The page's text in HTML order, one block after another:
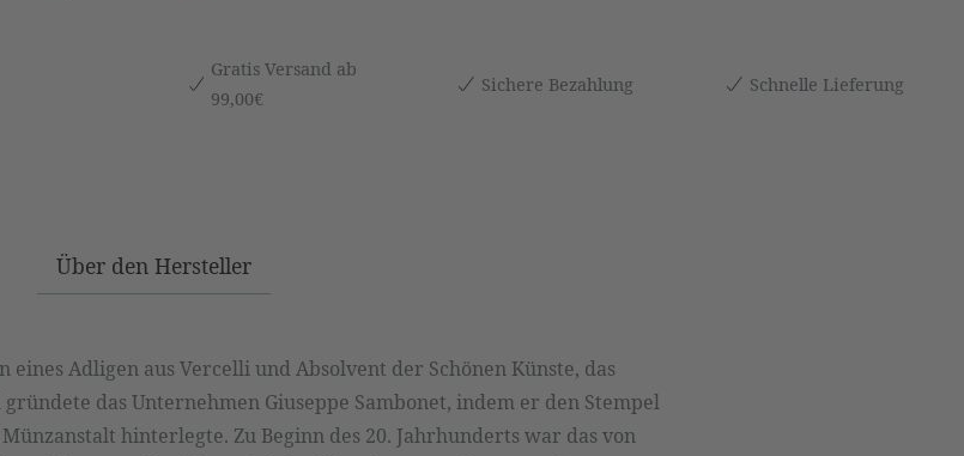
Gratis Versand ab
99,00€
Sichere Bezahlung Schnelle Lieferung
Über den Hersteller
eines Adligen aus Vercelli und Absolvent der Schönen Künste, das
das Unternehmen Giuseppe Sambonet, indem er den Stempel
hinterlegte. Zu Beginn des 20. Jahrhunderts war das von